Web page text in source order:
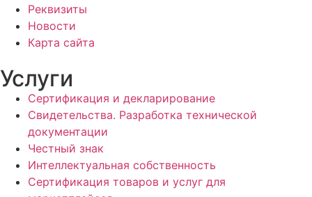
Реквизиты
Новости
Карта сайта
Услуги
Сертификация и декларирование
Свидетельства. Разработка технической
документации
Честный знак
Интеллектуальная собственность
Сертификация товаров и услуг для